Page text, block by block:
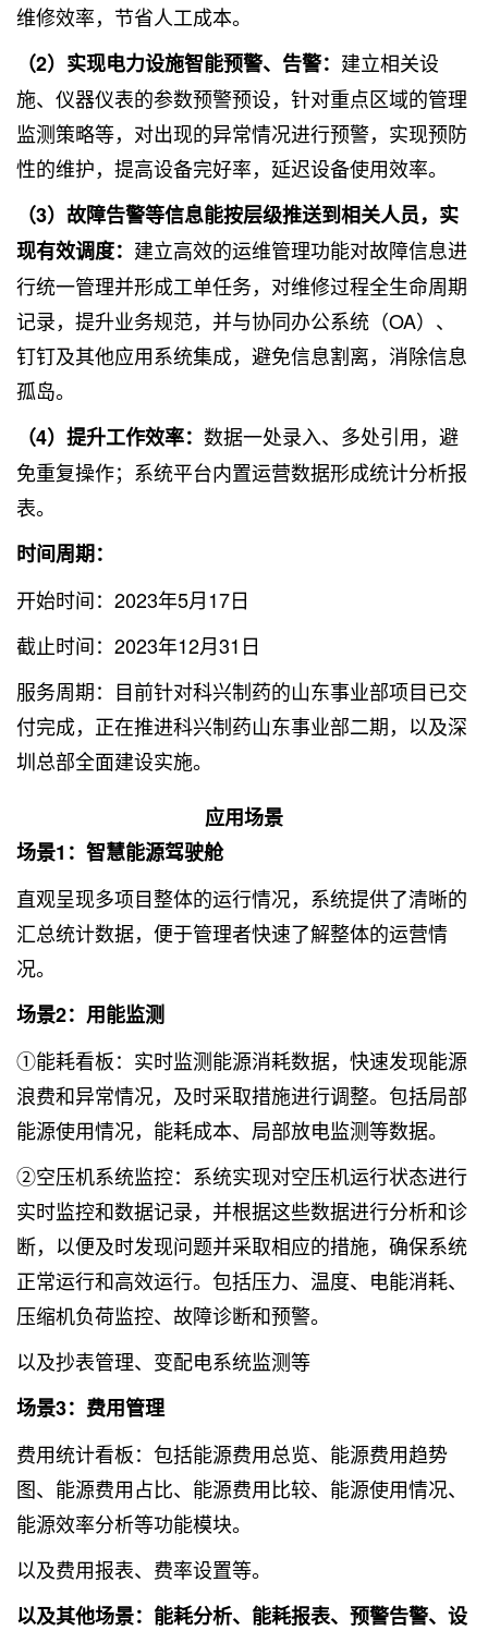
维修效率，节省人工成本。
（2）实现电力设施智能预警、告警： 建立相关设
施、仪器仪表的参数预警预设，针对重点区域的管理
监测策略等，对出现的异常情况进行预警，实现预防
性的维护，提高设备完好率，延迟设备使用效率。
（3）故障告警等信息能按层级推送到相关人员，实
现有效调度： 建立高效的运维管理功能对故障信息进
行统一管理并形成工单任务，对维修过程全生命周期
记录，提升业务规范，并与协同办公系统（OA）、
钉钉及其他应用系统集成，避免信息割离，消除信息
孤岛。
（4）提升工作效率： 数据一处录入、多处引用，避
免重复操作；系统平台内置运营数据形成统计分析报
表。
时间周期：
开始时间：2023年5月17日
截止时间：2023年12月31日
服务周期：目前针对科兴制药的山东事业部项目已交
付完成，正在推进科兴制药山东事业部二期，以及深
圳总部全面建设实施。
应用场景
场景1：智慧能源驾驶舱
直观呈现多项目整体的运行情况，系统提供了清晰的
汇总统计数据，便于管理者快速了解整体的运营情
况。
场景2：用能监测
①能耗看板：实时监测能源消耗数据，快速发现能源
浪费和异常情况，及时采取措施进行调整。包括局部
能源使用情况，能耗成本、局部放电监测等数据。
②空压机系统监控：系统实现对空压机运行状态进行
实时监控和数据记录，并根据这些数据进行分析和诊
断，以便及时发现问题并采取相应的措施，确保系统
正常运行和高效运行。包括压力、温度、电能消耗、
压缩机负荷监控、故障诊断和预警。
以及抄表管理、变配电系统监测等
场景3：费用管理
费用统计看板：包括能源费用总览、能源费用趋势
图、能源费用占比、能源费用比较、能源使用情况、
能源效率分析等功能模块。
以及费用报表、费率设置等。
以及其他场景：能耗分析、能耗报表、预警告警、设